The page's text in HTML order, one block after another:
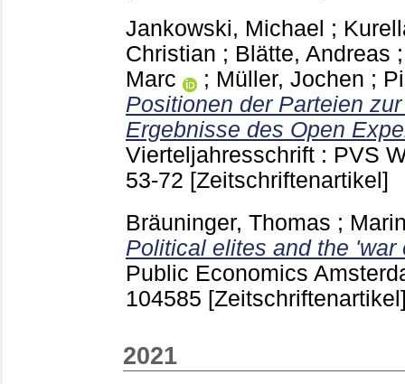
Jankowski, Michael ;
Christian ; Blätte, Andreas
Marc
; Müller, Jochen ;
Positionen der Parteien
Ergebnisse des Open
Vierteljahresschrift : PVS
53-72 [Zeitschriftenartikel]
Bräuninger, Thomas ;
Political elites and the 'war
Public Economics
104585
2021